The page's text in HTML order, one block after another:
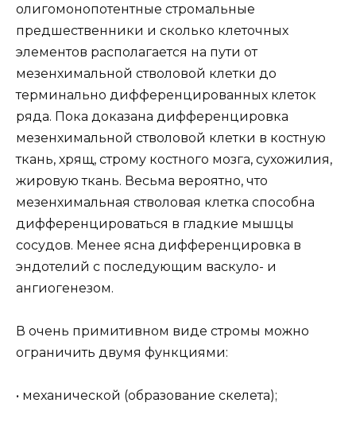
олигомонопотентные стромальные
предшественники и сколько клеточных
элементов располагается на пути от
мезенхимальной стволовой клетки до
терминально дифференцированных клеток
ряда. Пока доказана дифференцировка
мезенхимальной стволовой клетки в костную
ткань, хрящ, строму костного мозга, сухожилия,
жировую ткань. Весьма вероятно, что
мезенхимальная стволовая клетка способна
дифференцироваться в гладкие мышцы
сосудов. Менее ясна дифференцировка в
эндотелий с последующим васкуло- и
ангиогенезом.
В очень примитивном виде стромы можно
ограничить двумя функциями:
• механической (образование скелета);